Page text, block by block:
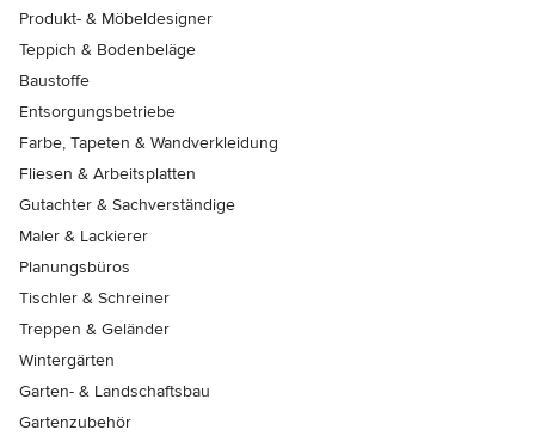
Produkt- & Möbeldesigner
Teppich & Bodenbeläge
Baustoffe
Entsorgungsbetriebe
Farbe, Tapeten & Wandverkleidung
Fliesen & Arbeitsplatten
Gutachter & Sachverständige
Maler & Lackierer
Planungsbüros
Tischler & Schreiner
Treppen & Geländer
Wintergärten
Garten- & Landschaftsbau
Gartenzubehör